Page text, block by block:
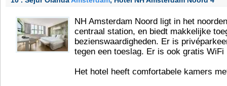
NH Amsterdam Noord ligt in het
centraal station, en biedt makkelijke
bezienswaardigheden. Er is
tegen een toeslag. Er is ook gratis WiFi
Het hotel heeft comfortabele kamers